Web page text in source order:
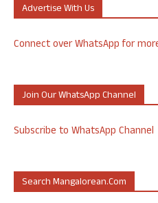
Advertise With Us
Connect over WhatsApp for
Join Our WhatsApp Channel
Subscribe to WhatsApp Channel
Search Mangalorean.com